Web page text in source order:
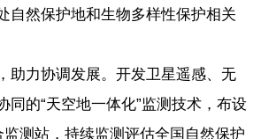
自然保护地和生物多样性保护相关
助力协调发展。开发卫星遥感、无
同的“天空地一体化”监测技术，布设
测站，持续监测评估全国自然保护